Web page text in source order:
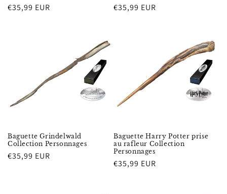
Prix
€35,99 EUR
Prix
€35,99 EUR
Baguette Grindelwald
Collection Personnages
Prix
€35,99 EUR
Baguette Harry Potter prise
au rafleur Collection
Personnages
Prix
€35,99 EUR